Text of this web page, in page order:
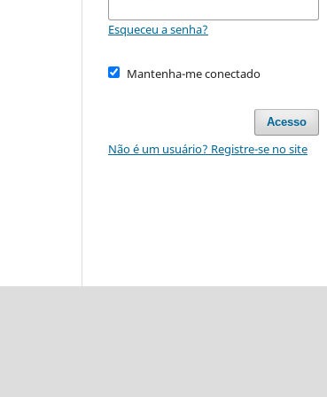
Esqueceu a senha?
Mantenha-me conectado
Acesso
Não é um usuário? Registre-se no site